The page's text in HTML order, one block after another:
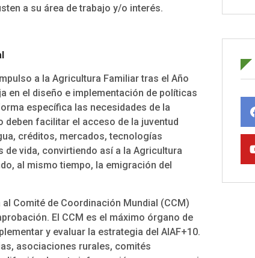
a su área de trabajo y/o interés.
a la Agricultura Familiar tras el Año
en el diseño e implementación de políticas
específica las necesidades de la
deben facilitar el acceso de la juventud
créditos, mercados, tecnologías
vida, convirtiendo así a la Agricultura
al mismo tiempo, la emigración del
Comité de Coordinación Mundial (CCM)
El CCM es el máximo órgano de
y evaluar la estrategia del AIAF+10.
asociaciones rurales, comités